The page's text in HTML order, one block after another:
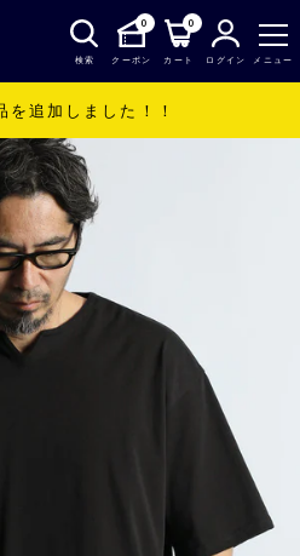
検索
0
クーポン
0
カート ログイン メニュー
を追加しました！！